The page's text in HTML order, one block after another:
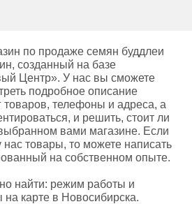
по продаже семян буддлеи
созданный на базе
Центр». У нас вы сможете
подробное описание
товаров, телефоны и адреса, а
и решить, стоит ли
вами магазине. Если
товары, то можете написать
на собственном опыте.
найти: режим работы и
карте в Новосибирска.